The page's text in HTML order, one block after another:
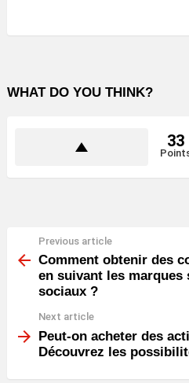
WHAT DO YOU THINK?
33
more
Previous article
Comment obtenir des
en suivant les marques
sociaux ?
Next article
Peut-on acheter des
Découvrez les